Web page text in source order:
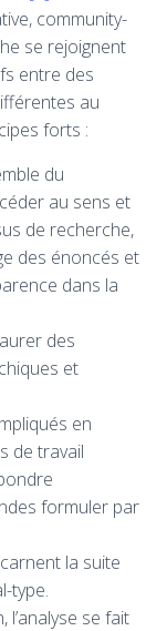
community-
se rejoignent
entre des
au
forts :
du
au sens et
de recherche,
des énoncés et
dans la
des
et
en
de travail
formuler par
la suite
type.
se fait